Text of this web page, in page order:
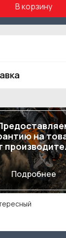
В корзину
на
Подробнее